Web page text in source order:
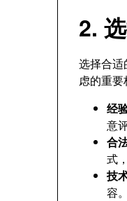
2.
选择合
虑的重要
经
意
合
式
技
容。